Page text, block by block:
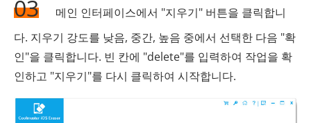
03
메인 인터페이스에서 "지우기" 버튼을 클릭합니
다. 지우기 강도를 낮음, 중간, 높음 중에서 선택한 다음 "확
인"을 클릭합니다. 빈 칸에 "delete"를 입력하여 작업을 확
인하고 "지우기"를 다시 클릭하여 시작합니다.